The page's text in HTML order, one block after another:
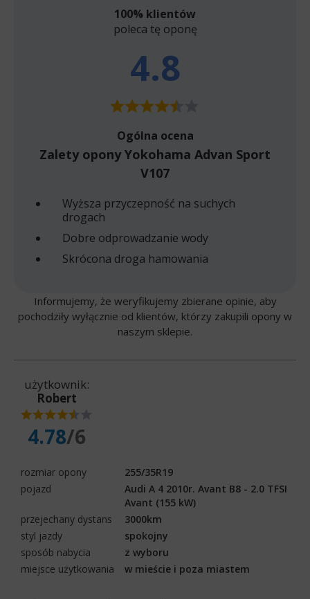
100% klientów
poleca tę oponę
4.8
Ogólna ocena
Zalety opony Yokohama Advan Sport
V107
Wyższa przyczepność na suchych
drogach
Dobre odprowadzanie wody
Skrócona droga hamowania
Informujemy, że weryfikujemy zbierane opinie, aby
pochodziły wyłącznie od klientów, którzy zakupili opony w
naszym sklepie.
użytkownik:
Robert
4.78/6
rozmiar opony
255/35R19
pojazd
Audi A 4 2010r. Avant B8 - 2.0 TFSI
Avant (155 kW)
przejechany dystans
3000km
styl jazdy
spokojny
sposób nabycia
z wyboru
miejsce użytkowania
w mieście i poza miastem